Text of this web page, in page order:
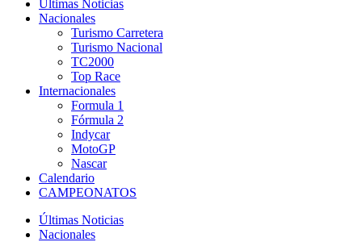
Últimas Noticias
Nacionales
Turismo Carretera
Turismo Nacional
TC2000
Top Race
Internacionales
Formula 1
Fórmula 2
Indycar
MotoGP
Nascar
Calendario
CAMPEONATOS
Últimas Noticias
Nacionales